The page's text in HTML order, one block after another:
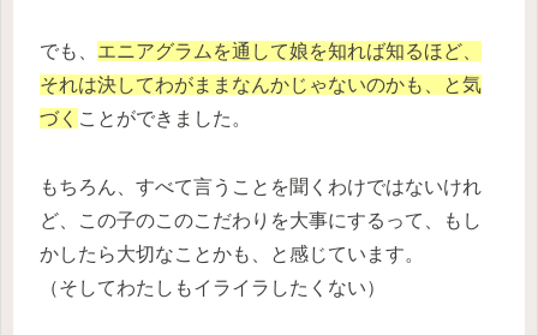
でも、 エニアグラムを通して娘を知れば知るほど、
それは決してわがままなんかじゃないのかも、と気
づく ことができました。
もちろん、すべて言うことを聞くわけではないけれ
ど、この子のこのこだわりを大事にするって、もし
かしたら大切なことかも、と感じています。
（そしてわたしもイライラしたくない）